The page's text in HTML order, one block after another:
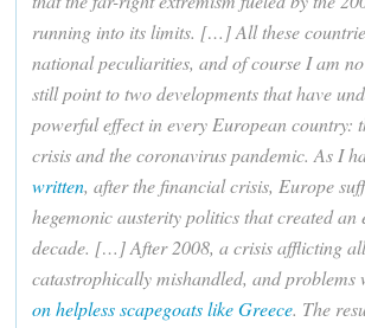
running into its limits. […] All these
national peculiarities, and of course I am
still point to two developments that have
powerful effect in every European country:
crisis and the coronavirus pandemic. As I
written, after the financial crisis, Europe
hegemonic austerity politics that created an
decade. […] After 2008, a crisis afflicting
catastrophically mishandled, and problems
on helpless scapegoats like Greece. The